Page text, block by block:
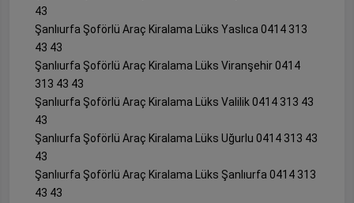
43
Şanlıurfa Şoförlü Araç Kiralama Lüks Yaslıca 0414 313
43 43
Şanlıurfa Şoförlü Araç Kiralama Lüks Viranşehir 0414
313 43 43
Şanlıurfa Şoförlü Araç Kiralama Lüks Valilik 0414 313 43
43
Şanlıurfa Şoförlü Araç Kiralama Lüks Uğurlu 0414 313 43
43
Şanlıurfa Şoförlü Araç Kiralama Lüks Şanlıurfa 0414 313
43 43